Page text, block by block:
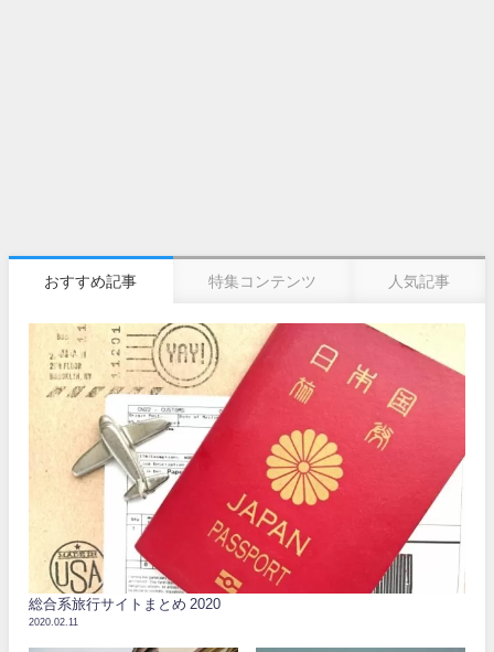
おすすめ記事 特集コンテンツ 人気記事
総合系旅行サイトまとめ 2020
2020.02.11